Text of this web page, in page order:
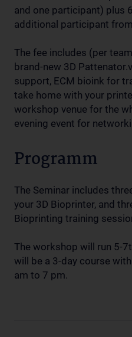
and one participant) plus
additional participant
The fee includes (per
brand-new 3D
support, ECM bioink for
take home with your
workshop venue for the
evening event for
Programm
The Seminar includes
your 3D Bioprinter, and
Bioprinting training
The workshop will run 5-
will be a 3-day course
am to 7 pm.